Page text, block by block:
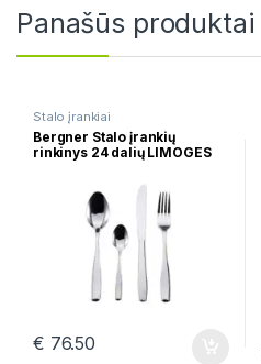
Panašūs produktai
Stalo įrankiai
Bergner Stalo įrankių
rinkinys 24 dalių LIMOGES
€ 76.50